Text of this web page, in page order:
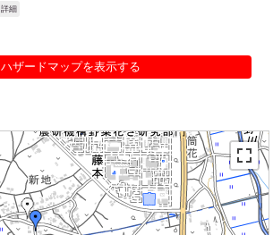
詳細
ハザードマップを表示する